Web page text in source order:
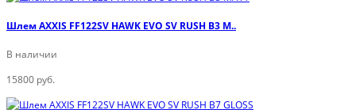
Шлем AXXIS FF122SV HAWK EVO SV RUSH B3 M..
В наличии
15800 руб.